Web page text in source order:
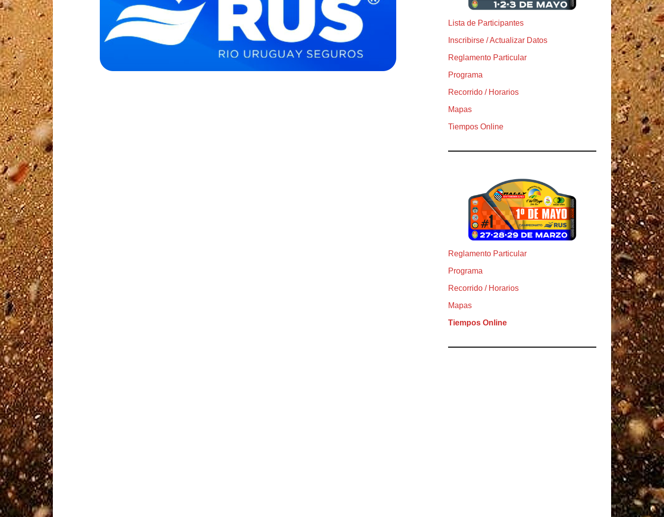
Lista de Participantes
Inscribirse / Actualizar Datos
Reglamento Particular
Programa
Recorrido / Horarios
Mapas
Tiempos Online
Reglamento Particular
Programa
Recorrido / Horarios
Mapas
Tiempos Online